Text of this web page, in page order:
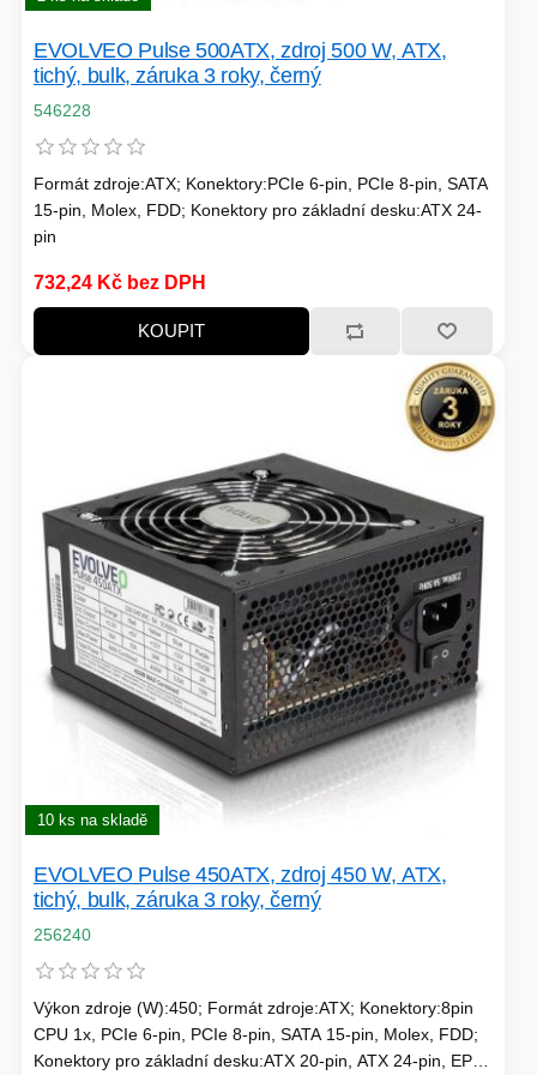
MINI-PC
POKLADNÍ SYSTÉMY
HERNÍ ÚLOŽIŠTĚ A PAMĚTI
HERNÍ MONITORY
PEVNÉ DISKY
MS COPILOT
GRAFICKÉ APLIKACE
CLOUDOVÉ APLIKACE
TISKÁRNY A MULTIFUNKCE
STORAGE-SMB
ZÁLOHOVACÍ SYSTÉMY
HEADSETY & MIKROFONY
REPRODUKTORY a SOUNDBARY
KLIMATIZACE
IP KAMERY
KONEKTORY
ÚLOŽIŠTĚ KAMERY
MIKROVLNNÉ TROUBY
EVOLVEO Pulse 500ATX, zdroj 500 W, ATX,
tichý, bulk, záruka 3 roky, černý
546228
Formát zdroje:ATX; Konektory:PCIe 6-pin, PCIe 8-pin, SATA
15-pin, Molex, FDD; Konektory pro základní desku:ATX 24-
pin
732,24 Kč bez DPH
KOUPIT
10 ks na skladě
EVOLVEO Pulse 450ATX, zdroj 450 W, ATX,
tichý, bulk, záruka 3 roky, černý
256240
Výkon zdroje (W):450; Formát zdroje:ATX; Konektory:8pin
CPU 1x, PCIe 6-pin, PCIe 8-pin, SATA 15-pin, Molex, FDD;
Konektory pro základní desku:ATX 20-pin, ATX 24-pin, EPS